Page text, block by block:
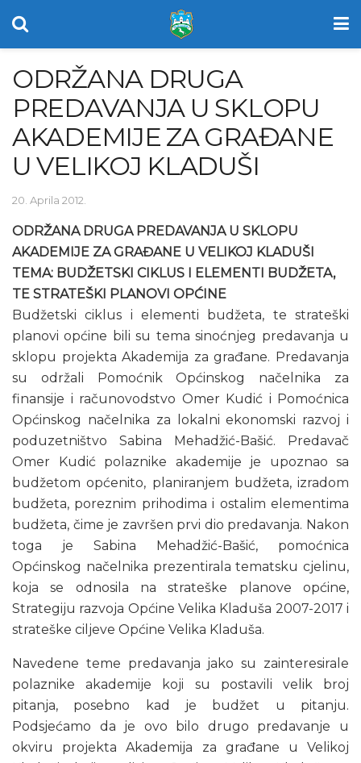
ODRŽANA DRUGA
PREDAVANJA U SKLOPU
AKADEMIJE ZA GRAĐANE
U VELIKOJ KLADUŠI
20. Aprila 2012.
ODRŽANA DRUGA PREDAVANJA U SKLOPU
AKADEMIJE ZA GRAĐANE U VELIKOJ KLADUŠI
TEMA: BUDŽETSKI CIKLUS I ELEMENTI BUDŽETA,
TE STRATEŠKI PLANOVI OPĆINE
Budžetski ciklus i elementi budžeta, te strateški
planovi općine bili su tema sinoćnjeg predavanja u
sklopu projekta Akademija za građane. Predavanja
su održali Pomoćnik Općinskog načelnika za
finansije i računovodstvo Omer Kudić i Pomoćnica
Općinskog načelnika za lokalni ekonomski razvoj i
poduzetništvo Sabina Mehadžić-Bašić. Predavač
Omer Kudić polaznike akademije je upoznao sa
budžetom općenito, planiranjem budžeta, izradom
budžeta, poreznim prihodima i ostalim elementima
budžeta, čime je završen prvi dio predavanja. Nakon
toga je Sabina Mehadžić-Bašić, pomoćnica
Općinskog načelnika prezentirala tematsku cjelinu,
koja se odnosila na strateške planove općine,
Strategiju razvoja Općine Velika Kladuša 2007-2017 i
strateške ciljeve Općine Velika Kladuša.
Navedene teme predavanja jako su zainteresirale
polaznike akademije koji su postavili velik broj
pitanja, posebno kad je budžet u pitanju.
Podsjećamo da je ovo bilo drugo predavanje u
okviru projekta Akademija za građane u Velikoj